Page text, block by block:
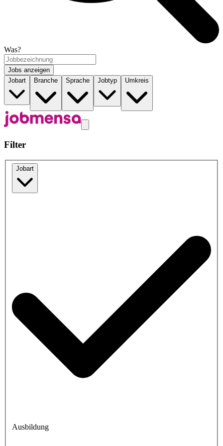
Was?
Jobs anzeigen
Jobart
Branche Sprache Jobtyp Umkreis
Filter
Jobart
Ausbildung